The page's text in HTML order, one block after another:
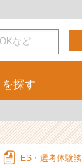
を探す
ES・選考体験談